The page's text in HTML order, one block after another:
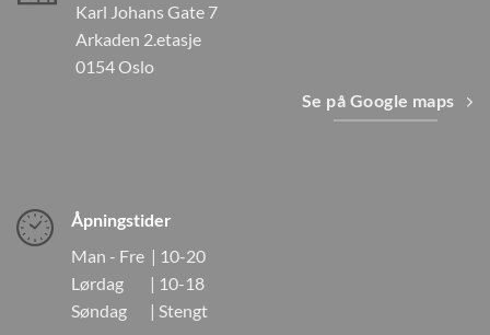
Karl Johans Gate 7
Arkaden 2.etasje
0154 Oslo
Se på Google maps
Åpningstider
Man - Fre | 10-20
Lørdag | 10-18
Søndag | Stengt